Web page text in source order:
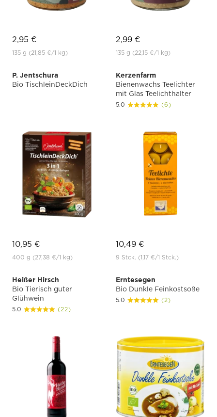
2,95 €
135 g (21,85 €/1 kg)
2,99 €
135 g (22,15 €/1 kg)
P. Jentschura
Bio TischleinDeckDich
10,95 €
400 g (27,38 €/1 kg)
Kerzenfarm
Bienenwachs Teelichter
mit Glas Teelichthalter
5.0 (6)
10,49 €
9 Stck. (1,17 €/1 Stck.)
Heißer Hirsch
Bio Tierisch guter
Glühwein
5.0 (22)
Erntesegen
Bio Dunkle Feinkostsoße
5.0 (2)